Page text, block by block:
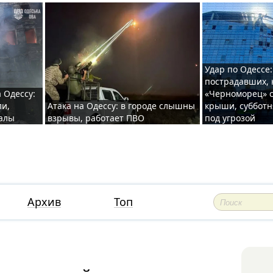
Атака на Одессу: в городе слышны
взрывы, работает ПВО
Удар по
пострадавших,
«Черноморец»
крыши,
под угрозой
Архив Топ